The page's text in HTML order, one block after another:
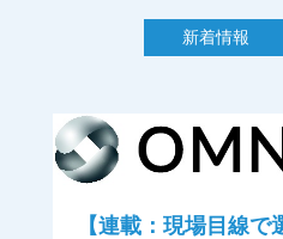
新着情報
【連載：現場目線